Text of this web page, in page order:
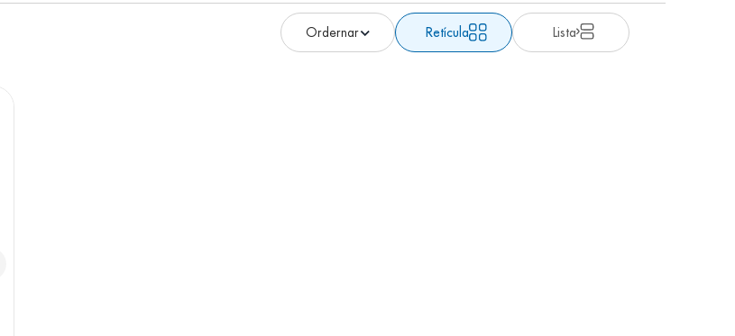
Retícula Lista